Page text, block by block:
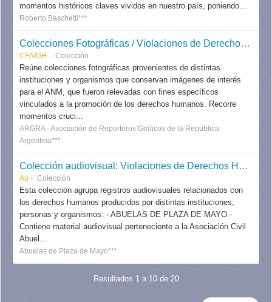
momentos históricos claves vividos en nuestro país, poniendo...
Roberto Baschetti***
Colecciones Fotográficas / Violaciones de Derechos Humanos
CF/VDH Colección
Reúne colecciones fotográficas provenientes de distintas
instituciones y organismos que conservan imágenes de interés
para el ANM, que fueron relevadas con fines específicos
vinculados a la promoción de los derechos humanos. Recorre
momentos cruci...
ARGRA - Asociación de Reporteros Gráficos de la República
Argentina***
Colección audiovisual: Violaciones de Derechos Humanos
Au Colección
Esta colección agrupa registros audiovisuales relacionados con
los derechos humanos producidos por distintas instituciones,
personas y organismos: - ABUELAS DE PLAZA DE MAYO.-
Contiene material audiovisual perteneciente a la Asociación Civil
Abuel...
Abuelas de Plaza de Mayo***
Resultados 1 a 10 de 20